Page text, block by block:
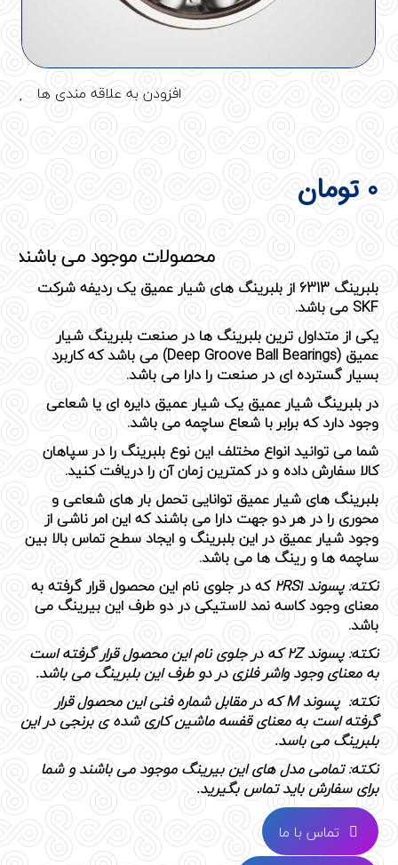
افزودن به علاقه مندی ها
0تومان
محصولات موجود می باشند، برای
بلبرینگ 6313 از بلبرینگ های شیار عمیق یک ردیفه شرکت
SKF می باشد.
یکی از متداول ترین بلبرینگ ها در صنعتبلبرینگ شیار
عمیق (Deep Groove Ball Bearings) می باشد که کاربرد
بسیار گسترده ای در صنعت را دارا می باشد.
دربلبرینگ شیار عمیقیک شیار عمیق دایره ای یا شعاعی
وجود دارد که برابر با شعاع ساچمه می باشد.
شما می توانید انواع مختلف این نوع بلبرینگ را در سپاهان
کالا سفارش داده و در کمترین زمان آن را دریافت کنید.
بلبرینگ های شیار عمیق توانایی تحمل بار های شعاعی و
محوری را در هر دو جهت دارا می باشند که این امر ناشی از
وجود شیار عمیق در این بلبرینگ و ایجاد سطح تماس بالا بین
ساچمه ها و رینگ ها می باشد.
نکته: پسوند 2RS1
که در جلوی نام این محصول قرار گرفته به
معنای وجود کاسه نمد لاستیکی در دو طرف این بیرینگ می
باشد.
نکته: پسوند 2Z که در جلوی نام این محصول قرار گرفته است
به معنای وجود واشر فلزی در دو طرف این بلبرینگ می باشد.
نکته: پسوند M که در مقابل شماره فنی این محصول قرار
گرفته است به معنای قفسه ماشین کاری شده ی برنجی در این
بلبرینگ می باسد.
نکته: تمامی مدل های این بیرینگ موجود می باشند و شما
برای سفارش باید تماس بگیرید.
تماس با ما